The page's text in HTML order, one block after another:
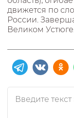
движется по
России.
Великом